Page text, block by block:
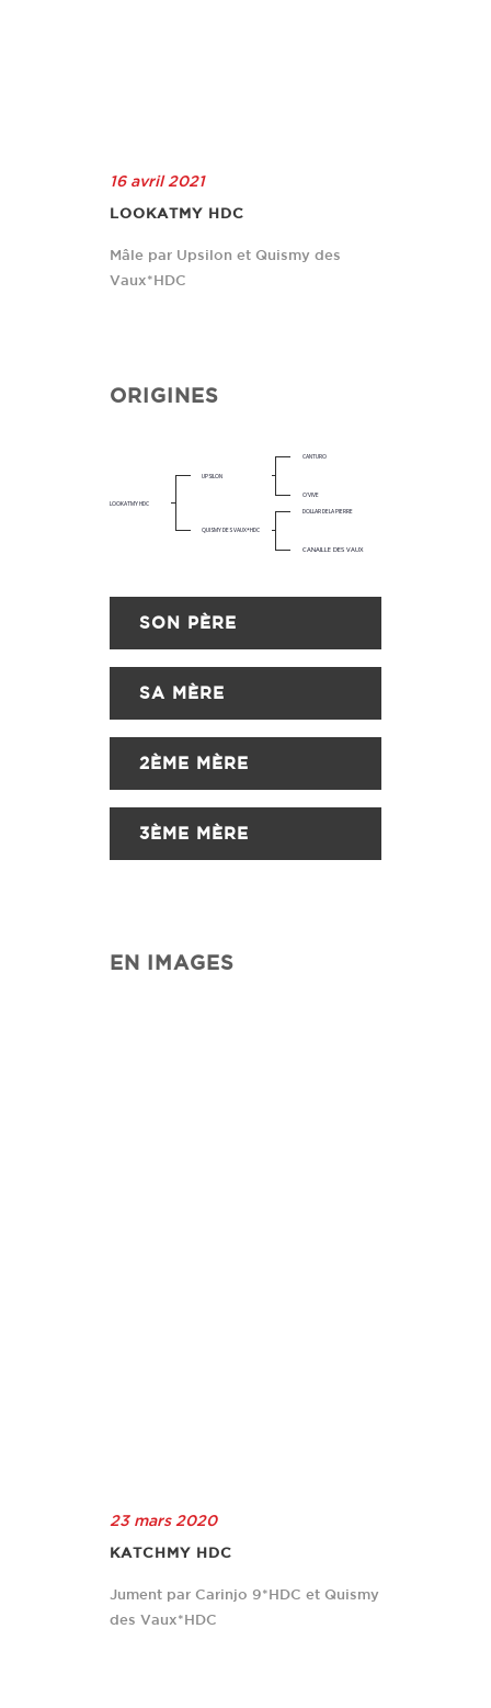
16 avril 2021
LOOKATMY HDC
Mâle par Upsilon et Quismy des
Vaux*HDC
ORIGINES
LOOKATMY HDC
UPSILON
CANTURO
O'VIVE
DOLLAR DELA PIERRE
CANAILLE DES VAUX
QUISMY DES VAUX*HDC
SON PÈRE
SA MÈRE
2ÈME MÈRE
3ÈME MÈRE
EN IMAGES
23 mars 2020
KATCHMY HDC
Jument par Carinjo 9*HDC et Quismy
des Vaux*HDC